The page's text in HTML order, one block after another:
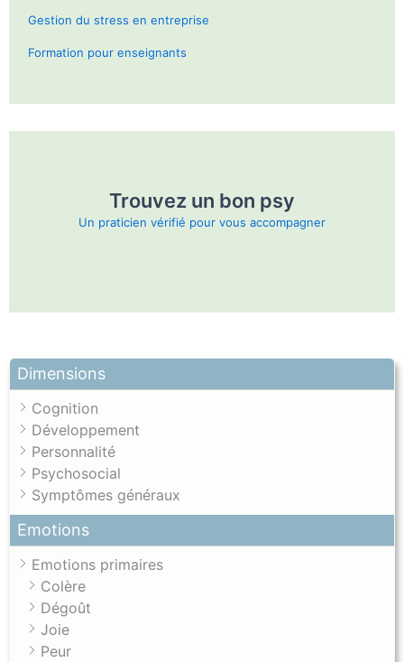
Dimensions
Cognition
Développement
Personnalité
Psychosocial
Symptômes généraux
Emotions
Emotions primaires
Colère
Dégoût
Joie
Peur
Gestion du stress en entreprise
Formation pour enseignants
Trouvez un bon psy
Un praticien vérifié pour vous accompagner